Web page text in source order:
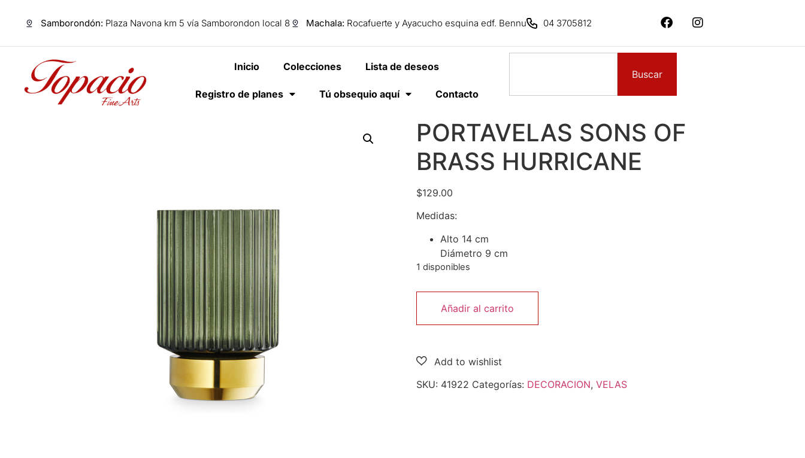
Samborondón: Plaza Navona km 5 vía Samborondon local 8 Machala: Rocafuerte y Ayacucho esquina edf. Bennu 04 3705812
Inicio Colecciones Lista de deseos
Registro de planes Tú obsequio aquí Contacto
Buscar
PORTAVELAS SONS OF
BRASS HURRICANE
$129.00
Medidas:
Alto 14 cm
Diámetro 9 cm
1 disponibles
Añadir al carrito
SKU: 41922 Categorías: DECORACION, VELAS